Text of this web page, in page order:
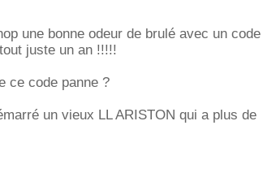
une bonne odeur de brulé avec un code
juste un an !!!!!
ce code panne ?
un vieux LL ARISTON qui a plus de